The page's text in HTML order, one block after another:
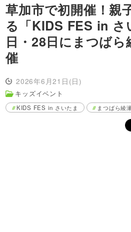
草加市で初開催！親
る「KIDS FES in さ
日・28日にまつばら
催
2026年6月21日(日)
キッズイベント
KIDS FES in さいたま まつばら綾